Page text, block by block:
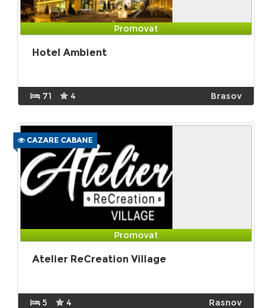
Promovat
Hotel Ambient
71 4 Brasov
CAZARE CABANE
Promovat
Atelier ReCreation Village
5 4 Rasnov